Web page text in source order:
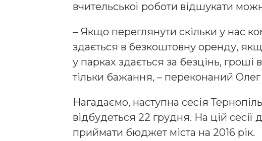
вчительської роботи відшукати
– Якщо переглянути скільки у нас
здається в безкоштовну оренду,
у парках здається за безцінь,
тільки бажання, – переконаний
Нагадаємо, наступна сесія
відбудеться 22 грудня. На цій сесії
приймати бюджет міста на 2016 рік.